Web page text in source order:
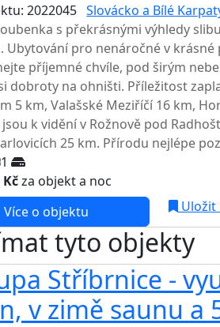
2022045 Slovácko a Bílé
s překrásnými výhledy
Ubytování pro nenáročné v
příjemné chvíle, pod širým
dobroty na ohništi. Příležitost
5 km, Valašské Meziříčí 16 km,
k vidění v Rožnově pod
25 km. Přírodu nejlépe
1
Kčza objekt a noc
Více o objektu
Uložit
tyto objekty
Stříbrnice -
v zimě saunu a